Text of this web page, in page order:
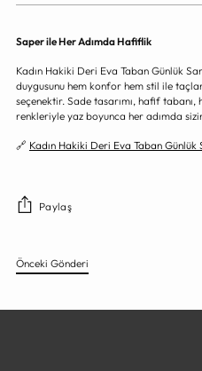
Saper ile Her Adımda Hafiflik
Kadın Hakiki Deri Eva Taban Günlük
duygusunu hem konfor hem stil ile
seçenektir. Sade tasarımı, hafif
renkleriyle yaz boyunca her adımda
🔗 Kadın Hakiki Deri Eva Taban
Paylaş
Önceki Gönderi